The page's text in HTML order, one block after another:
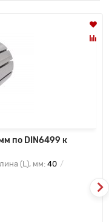
по DIN6499 к
(L), мм:40